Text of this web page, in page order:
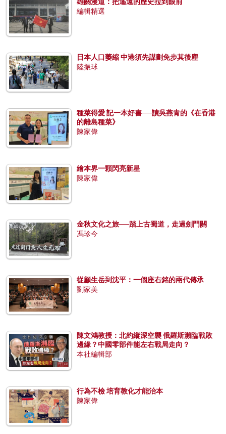
編輯精選
日本人口萎縮 中港須先謀劃免步其後塵
陸振球
種菜得愛 記一本好書──讀吳燕青的《在香港
的離島種菜》
陳家偉
繪本界一顆閃亮新星
陳家偉
金秋文化之旅──踏上古蜀道，走過劍門關
馮珍今
從顧生岳到沈平：一個座右銘的兩代傳承
劉家美
陳文鴻教授：北約縱深空襲 俄羅斯瀕臨戰敗
邊緣？中國零部件能左右戰局走向？
本社編輯部
行為不檢 培育教化才能治本
陳家偉